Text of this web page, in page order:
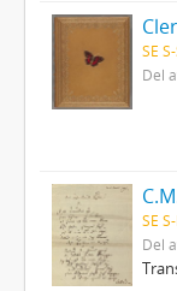
SE
Del
SE
Del